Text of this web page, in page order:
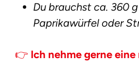
Du brauchst ca. 360
Paprikawürfel oder
👉 Ich nehme gerne